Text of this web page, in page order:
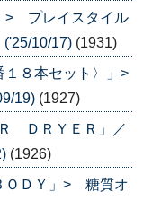
> プレイスタイル
10/17) (1931)
８本セット〉」>
19) (1927)
ＤＲＹＥＲ」／
(1926)
ＯＤＹ」> 糖質オ